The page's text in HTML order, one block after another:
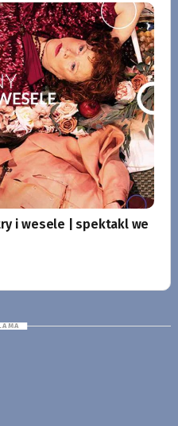
i wesele | spektakl we